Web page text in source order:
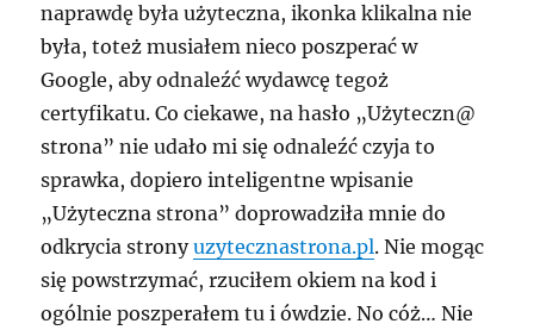
naprawdę była użyteczna, ikonka klikalna nie
była, toteż musiałem nieco poszperać w
Google, aby odnaleźć wydawcę tegoż
certyfikatu. Co ciekawe, na hasło „Użyteczn@
strona” nie udało mi się odnaleźć czyja to
sprawka, dopiero inteligentne wpisanie
„Użyteczna strona” doprowadziła mnie do
odkrycia stronyuzytecznastrona.pl. Nie mogąc
się powstrzymać, rzuciłem okiem na kod i
ogólnie poszperałem tu i ówdzie. No cóż… Nie